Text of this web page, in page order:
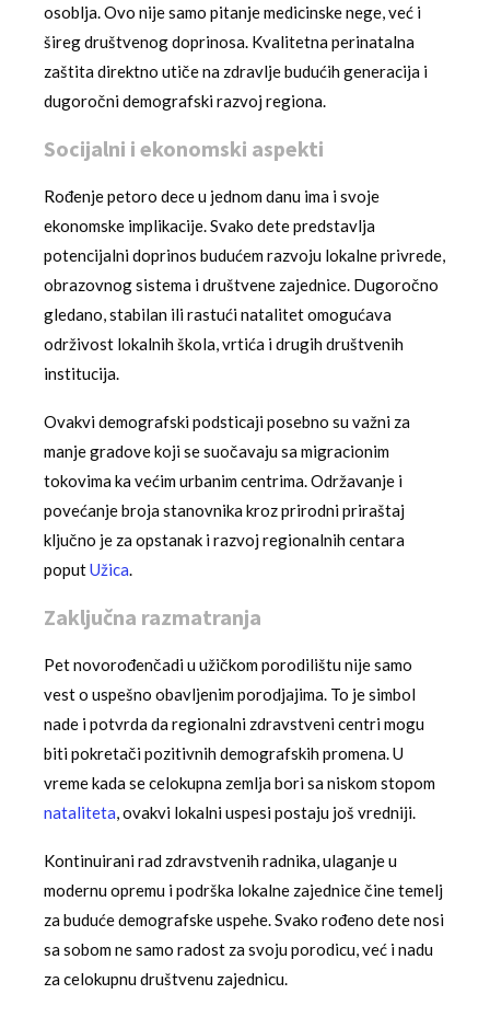
osoblja. Ovo nije samo pitanje medicinske nege, već i
šireg društvenog doprinosa. Kvalitetna perinatalna
zaštita direktno utiče na zdravlje budućih generacija i
dugoročni demografski razvoj regiona.
Socijalni i ekonomski aspekti
Rođenje petoro dece u jednom danu ima i svoje
ekonomske implikacije. Svako dete predstavlja
potencijalni doprinos budućem razvoju lokalne privrede,
obrazovnog sistema i društvene zajednice. Dugoročno
gledano, stabilan ili rastući natalitet omogućava
održivost lokalnih škola, vrtića i drugih društvenih
institucija.
Ovakvi demografski podsticaji posebno su važni za
manje gradove koji se suočavaju sa migracionim
tokovima ka većim urbanim centrima. Održavanje i
povećanje broja stanovnika kroz prirodni priraštaj
ključno je za opstanak i razvoj regionalnih centara
poputUžica.
Zaključna razmatranja
Pet novorođenčadi u užičkom porodilištu nije samo
vest o uspešno obavljenim porodjajima. To je simbol
nade i potvrda da regionalni zdravstveni centri mogu
biti pokretači pozitivnih demografskih promena. U
vreme kada se celokupna zemlja bori sa niskom stopom
nataliteta, ovakvi lokalni uspesi postaju još vredniji.
Kontinuirani rad zdravstvenih radnika, ulaganje u
modernu opremu i podrška lokalne zajednice čine temelj
za buduće demografske uspehe. Svako rođeno dete nosi
sa sobom ne samo radost za svoju porodicu, već i nadu
za celokupnu društvenu zajednicu.